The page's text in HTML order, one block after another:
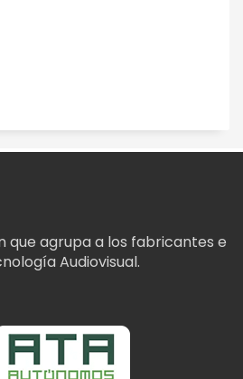
que agrupa a los fabricantes e
Audiovisual.